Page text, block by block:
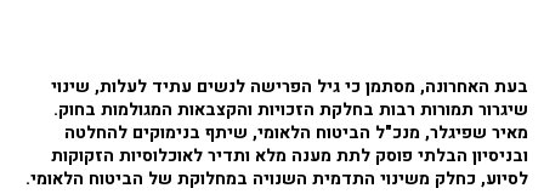
בעת האחרונה, מסתמן כי גיל הפרישה לנשים עתיד לעלות, שינוי
שיגרור תמורות רבות בחלקת הזכויות והקצבאות המגולמות בחוק.
מאיר שפיגלר, מנכ"ל הביטוח הלאומי, שיתף בנימוקים להחלטה
ובניסיון הבלתי פוסק לתת מענה מלא ותדיר לאוכלוסיות הזקוקות
לסיוע, כחלק משינוי התדמית השנויה במחלוקת של הביטוח הלאומי.